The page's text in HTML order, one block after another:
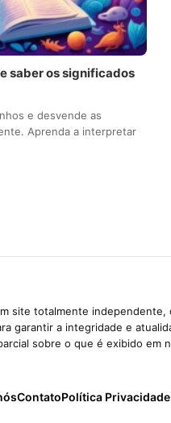
saber os significados
e desvende as
Aprenda a interpretar
site totalmente independente,
garantir a integridade e
sobre o que é exibido
ContatoPolítica Privacidade